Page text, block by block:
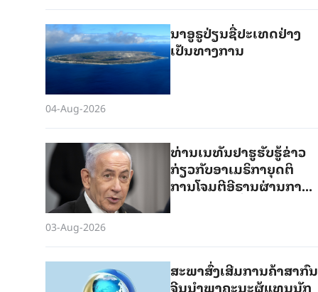
ນາອູຣູປ່ຽນຊື່ປະເທດຢ່າງ
ເປັນທາງການ
04-Aug-2026
ທ່ານເນທັນຢາຮູຮັບຮູ້ຂ່າວ
ກ່ຽວກັບອາເມຣິກາຍຸດຕິ
ການໂຈມຕີອີຣານຜ່ານການ
03-Aug-2026
ສະພາ​ສົ່​ງ​ເສີມ​ການ​ຄ້າ​​ສາ​ກົນ
ຈີນ​ນຳ​ພາ​ຄະ​ນະ​ຜູ້​ແທນ​ນັກ​